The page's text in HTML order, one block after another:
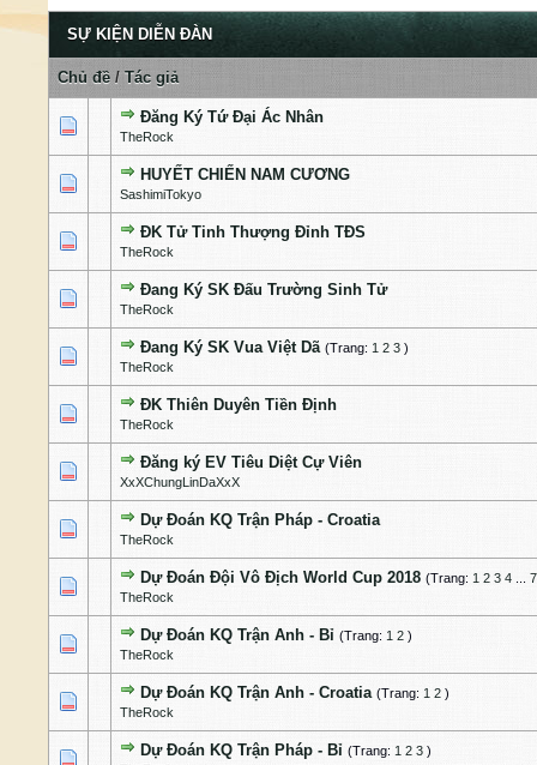
SỰ KIỆN DIỄN ĐÀN
Chủ đề / Tác giả
Đăng Ký Tứ Đại Ác Nhân
TheRock
0 Bỏ phiếu - 0 của 5 cấp độ
12 345
HUYẾT CHIẾN NAM CƯƠNG
SashimiTokyo
0 Bỏ phiếu - 0 của 5 cấp độ
1234 5
ĐK Tử Tinh Thượng Đỉnh TĐS
TheRock
0 Bỏ phiếu - 0 của 5 cấp độ
12 345
Đang Ký SK Đấu Trường Sinh Tử
TheRock
0 Bỏ phiếu - 0 của 5 cấp độ
12 345
Đang Ký SK Vua Việt Dã (Trang: 1 2 3 )
TheRock
0 Bỏ phiếu - 0 của 5 cấp độ
12 345
ĐK Thiên Duyên Tiền Định
TheRock
0 Bỏ phiếu - 0 của 5 cấp độ
12345
Đăng ký EV Tiêu Diệt Cự Viên
XxXChungLinDaXxX
0 Bỏ phiếu - 0 của 5 cấp độ
12 3 45
Dự Đoán KQ Trận Pháp - Croatia
TheRock
0 Bỏ phiếu - 0 của 5 cấp độ
123 45
Dự Đoán Đội Vô Địch World Cup 2018 (Trang: 1 2 3 4
7
TheRock
2 Bỏ phiếu - 3.5 của 5 cấp độ
123 45
Dự Đoán KQ Trận Anh - Bỉ (Trang: 1 2 )
TheRock
0 Bỏ phiếu - 0 của 5 cấp độ
123 45
Dự Đoán KQ Trận Anh - Croatia (Trang: 1 2 )
TheRock
0 Bỏ phiếu - 0 của 5 cấp độ
12 45
Dự Đoán KQ Trận Pháp - Bỉ (Trang: 1 2 3 )
0 Bỏ phiếu - 0 của 5 cấp độ
123 45